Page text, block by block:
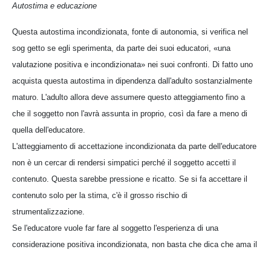
Autostima e educazione
Questa autostima incondizionata, fonte di autonomia, si verifica nel
sog getto se egli sperimenta, da parte dei suoi educatori, «una
valutazione positiva e incondizionata» nei suoi confronti. Di fatto uno
acquista questa autostima in dipendenza dall'adulto sostanzialmente
maturo. L'adulto allora deve assumere questo atteggiamento fino a
che il soggetto non l'avrà assunta in proprio, così da fare a meno di
quella dell'educatore.
L'atteggiamento di accettazione incondizionata da parte dell'educatore
non è un cercar di rendersi simpatici perché il soggetto accetti il
contenuto. Questa sarebbe pressione e ricatto. Se si fa accettare il
contenuto solo per la stima, c'è il grosso rischio di
strumentalizzazione.
Se l'educatore vuole far fare al soggetto l'esperienza di una
considerazione positiva incondizionata, non basta che dica che ama il